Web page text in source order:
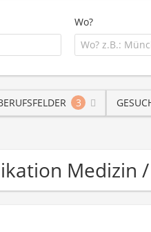
Wo?
3
Medizin